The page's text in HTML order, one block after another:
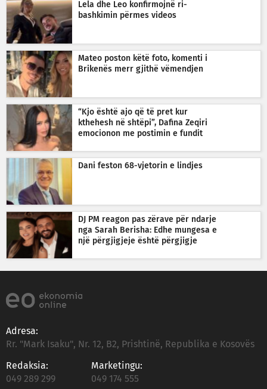
Lela dhe Leo konfirmojnë ri-
bashkimin përmes videos
Mateo poston këtë foto, komenti i
Brikenës merr gjithë vëmendjen
“Kjo është ajo që të pret kur
kthehesh në shtëpi”, Dafina Zeqiri
emocionon me postimin e fundit
Dani feston 68-vjetorin e lindjes
DJ PM reagon pas zërave për ndarje
nga Sarah Berisha: Edhe mungesa e
një përgjigjeje është përgjigje
Adresa:
Rr. "Mark Isaku", Nr. 12, B2, Prishtinë, Republika e Kosovës
Redaksia:
049 289 299
Marketingu:
049 174 555